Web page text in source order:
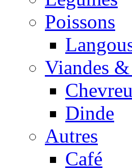
Poissons
Viandes
Dinde
Autres
Café